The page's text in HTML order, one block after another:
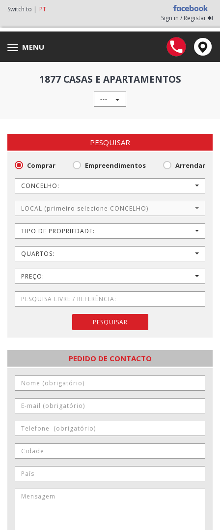
Switch to | PT
Sign in / Registar
Toggle
navigation
MENU
1877 CASAS E APARTAMENTOS
---
PESQUISAR
Comprar Empreendimentos Arrendar
CONCELHO:
LOCAL (primeiro selecione CONCELHO)
TIPO DE PROPRIEDADE:
QUARTOS:
PREÇO:
PESQUISAR
PEDIDO DE CONTACTO